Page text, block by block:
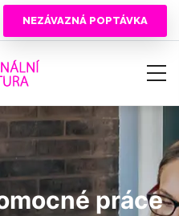
NEZÁVAZNÁ POPTÁVKA
práce